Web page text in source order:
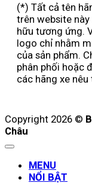
(*) Tất cả tên
trên website
hữu tương ứng.
logo chỉ nhằm
của sản phẩm.
phân phối hoặc
các hãng xe
Copyright 2026 ©
Châu
MENU
NỔI BẬT